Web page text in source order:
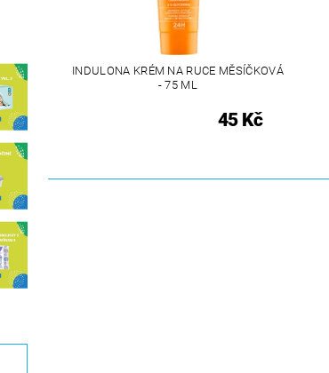
INDULONA KRÉM NA RUCE MĚSÍČKOVÁ
- 75 ML
45 Kč